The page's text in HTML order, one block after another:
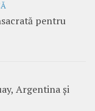
pentru
Argentina și